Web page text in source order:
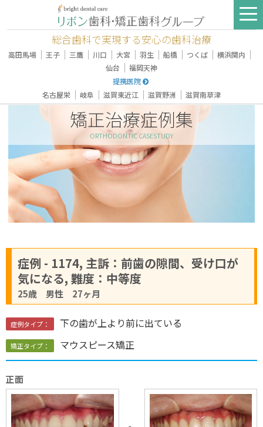
総合歯科で実現する安心の歯科治療
高田馬場 ｜ 王子 ｜ 三鷹 ｜ 川口 ｜ 大宮 ｜ 羽生 ｜ 船橋 ｜ つくば ｜ 横浜関内 ｜
仙台 ｜ 福岡天神
提携医院
名古屋栄 ｜ 岐阜 ｜ 滋賀東近江 ｜ 滋賀野洲 ｜ 滋賀南草津
矯正治療症例集
ORTHODONTIC CASESTUDY
症例 - 1174, 主訴：前歯の隙間、受け口が
気になる, 難度：中等度
25歳 男性 27ヶ月
症例タイプ： 下の歯が上より前に出ている
矯正タイプ： マウスピース矯正
正面